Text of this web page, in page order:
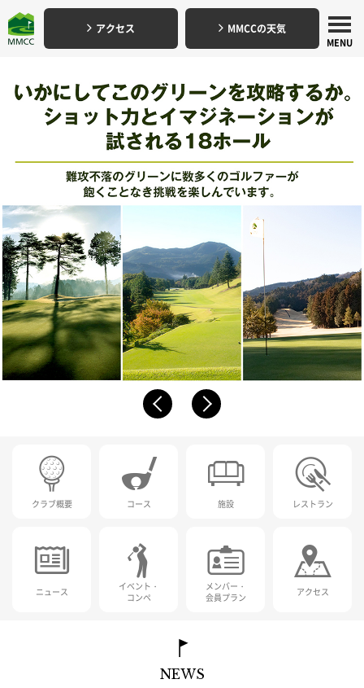
アクセス MMCCの天気
クラブ概要 コース 施設 レストラン
ニュース
イベント・
コンペ
メンバー・
会員プラン
アクセス
NEWS